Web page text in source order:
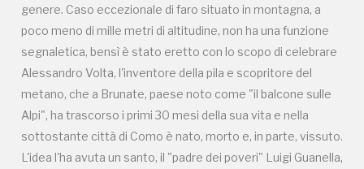
genere. Caso eccezionale di faro situato in montagna, a
poco meno di mille metri di altitudine, non ha una funzione
segnaletica, bensì è stato eretto con lo scopo di celebrare
Alessandro Volta, l'inventore della pila e scopritore del
metano, che a Brunate, paese noto come "il balcone sulle
Alpi", ha trascorso i primi 30 mesi della sua vita e nella
sottostante città di Como è nato, morto e, in parte, vissuto.
L'idea l'ha avuta un santo, il "padre dei poveri" Luigi Guanella,
gare nazionali e internazionali di telegrafia), interessato a
rimarcare anche un’altra "data gloriosa" legata all’inventore
della pila: il 18 aprile 1777, infatti, Alessandro Volta scrisse a
padre Barletti di Pavia una lettera, in cui affermava di poter
far scoppiare da Como una scintilla a Milano. Aveva,
insomma, intuito il funzionamento del telegrafo, di cui è
ritenuto un precursore. Di notte il faro emette fasci di luce
bianca, rossa e verde, visibili fino a quaranta chilometri di